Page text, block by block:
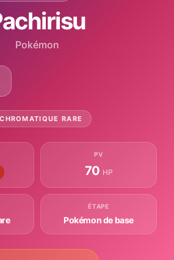
Pokémon
CHROMATIQUE RARE
PV
70 HP
ÉTAPE
Pokémon de base